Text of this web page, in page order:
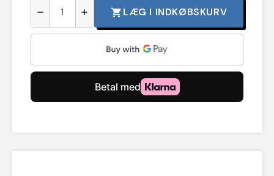
remove add shopping_cart LÆG I INDKØBSKURV